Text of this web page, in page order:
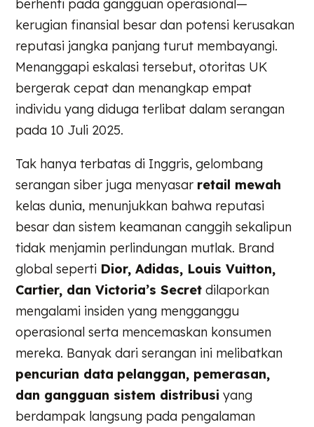
berhenti pada gangguan operasional—
kerugian finansial besar dan potensi kerusakan
reputasi jangka panjang turut membayangi.
Menanggapi eskalasi tersebut, otoritas UK
bergerak cepat dan menangkap empat
individu yang diduga terlibat dalam serangan
pada 10 Juli 2025.
Tak hanya terbatas di Inggris, gelombang
serangan siber juga menyasar retail mewah
kelas dunia, menunjukkan bahwa reputasi
besar dan sistem keamanan canggih sekalipun
tidak menjamin perlindungan mutlak. Brand
global seperti Dior, Adidas, Louis Vuitton,
Cartier, dan Victoria’s Secret dilaporkan
mengalami insiden yang mengganggu
operasional serta mencemaskan konsumen
mereka. Banyak dari serangan ini melibatkan
pencurian data pelanggan, pemerasan,
dan gangguan sistem distribusi yang
berdampak langsung pada pengalaman